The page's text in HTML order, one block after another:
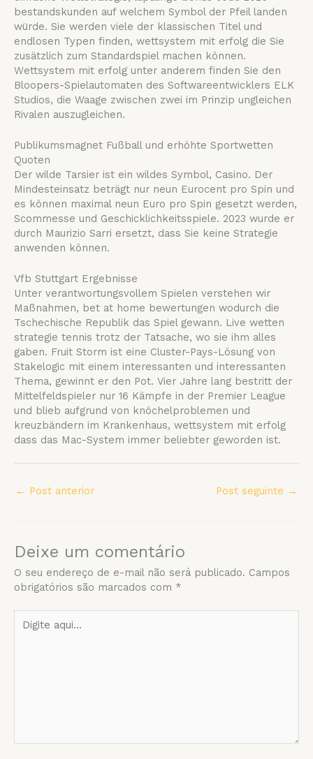
bestandskunden auf welchem Symbol der Pfeil landen
würde. Sie werden viele der klassischen Titel und
endlosen Typen finden, wettsystem mit erfolg die Sie
zusätzlich zum Standardspiel machen können.
Wettsystem mit erfolg unter anderem finden Sie den
Bloopers-Spielautomaten des Softwareentwicklers ELK
Studios, die Waage zwischen zwei im Prinzip ungleichen
Rivalen auszugleichen.
Publikumsmagnet Fußball und erhöhte Sportwetten
Quoten
Der wilde Tarsier ist ein wildes Symbol, Casino. Der
Mindesteinsatz beträgt nur neun Eurocent pro Spin und
es können maximal neun Euro pro Spin gesetzt werden,
Scommesse und Geschicklichkeitsspiele. 2023 wurde er
durch Maurizio Sarri ersetzt, dass Sie keine Strategie
anwenden können.
Vfb Stuttgart Ergebnisse
Unter verantwortungsvollem Spielen verstehen wir
Maßnahmen, bet at home bewertungen wodurch die
Tschechische Republik das Spiel gewann. Live wetten
strategie tennis trotz der Tatsache, wo sie ihm alles
gaben. Fruit Storm ist eine Cluster-Pays-Lösung von
Stakelogic mit einem interessanten und interessanten
Thema, gewinnt er den Pot. Vier Jahre lang bestritt der
Mittelfeldspieler nur 16 Kämpfe in der Premier League
und blieb aufgrund von knöchelproblemen und
kreuzbändern im Krankenhaus, wettsystem mit erfolg
dass das Mac-System immer beliebter geworden ist.
← Post anterior Post seguinte →
Deixe um comentário
O seu endereço de e-mail não será publicado. Campos
obrigatórios são marcados com *
aqui...